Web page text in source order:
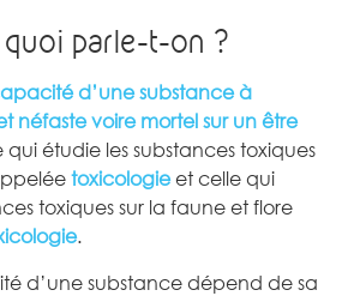
parle-t-on ?
d’une substance à
néfaste voire mortel sur un être
qui étudie les substances toxiques
toxicologieet celle qui
toxiques sur la faune et flore
.
d’une substance dépend de sa